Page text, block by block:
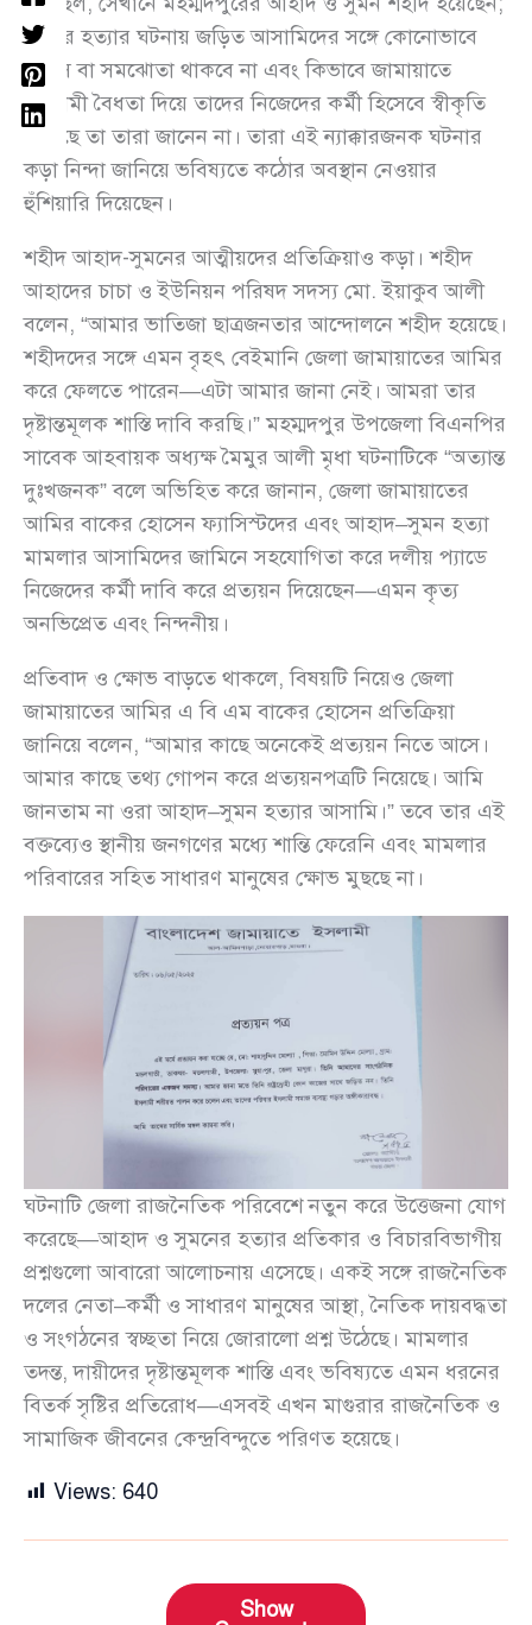
তাদের হত্যার ঘটনায় জড়িত আসামিদের সঙ্গে কোনোভাবে
আপস বা সমঝোতা থাকবে না এবং কিভাবে জামায়াতে
ইসলামী বৈধতা দিয়ে তাদের নিজেদের কর্মী হিসেবে স্বীকৃতি
দিয়েছে তা তারা জানেন না। তারা এই ন্যাক্কারজনক ঘটনার
কড়া নিন্দা জানিয়ে ভবিষ্যতে কঠোর অবস্থান নেওয়ার
হুঁশিয়ারি দিয়েছেন।
শহীদ আহাদ-সুমনের আত্মীয়দের প্রতিক্রিয়াও কড়া। শহীদ
আহাদের চাচা ও ইউনিয়ন পরিষদ সদস্য মো. ইয়াকুব আলী
বলেন, “আমার ভাতিজা ছাত্রজনতার আন্দোলনে শহীদ হয়েছে।
শহীদদের সঙ্গে এমন বৃহৎ বেইমানি জেলা জামায়াতের আমির
করে ফেলতে পারেন—এটা আমার জানা নেই। আমরা তার
দৃষ্টান্তমূলক শাস্তি দাবি করছি।” মহম্মদপুর উপজেলা বিএনপির
সাবেক আহবায়ক অধ্যক্ষ মৈমুর আলী মৃধা ঘটনাটিকে “অত্যান্ত
দুঃখজনক” বলে অভিহিত করে জানান, জেলা জামায়াতের
আমির বাকের হোসেন ফ্যাসিস্টদের এবং আহাদ–সুমন হত্যা
মামলার আসামিদের জামিনে সহযোগিতা করে দলীয় প্যাডে
নিজেদের কর্মী দাবি করে প্রত্যয়ন দিয়েছেন—এমন কৃত্য
অনভিপ্রেত এবং নিন্দনীয়।
প্রতিবাদ ও ক্ষোভ বাড়তে থাকলে, বিষয়টি নিয়েও জেলা
জামায়াতের আমির এ বি এম বাকের হোসেন প্রতিক্রিয়া
জানিয়ে বলেন, “আমার কাছে অনেকেই প্রত্যয়ন নিতে আসে।
আমার কাছে তথ্য গোপন করে প্রত্যয়নপত্রটি নিয়েছে। আমি
জানতাম না ওরা আহাদ–সুমন হত্যার আসামি।” তবে তার এই
বক্তব্যেও স্থানীয় জনগণের মধ্যে শান্তি ফেরেনি এবং মামলার
পরিবারের সহিত সাধারণ মানুষের ক্ষোভ মুছছে না।
ঘটনাটি জেলা রাজনৈতিক পরিবেশে নতুন করে উত্তেজনা যোগ
করেছে—আহাদ ও সুমনের হত্যার প্রতিকার ও বিচারবিভাগীয়
প্রশ্নগুলো আবারো আলোচনায় এসেছে। একই সঙ্গে রাজনৈতিক
দলের নেতা–কর্মী ও সাধারণ মানুষের আস্থা, নৈতিক দায়বদ্ধতা
ও সংগঠনের স্বচ্ছতা নিয়ে জোরালো প্রশ্ন উঠেছে। মামলার
তদন্ত, দায়ীদের দৃষ্টান্তমূলক শাস্তি এবং ভবিষ্যতে এমন ধরনের
বিতর্ক সৃষ্টির প্রতিরোধ—এসবই এখন মাগুরার রাজনৈতিক ও
সামাজিক জীবনের কেন্দ্রবিন্দুতে পরিণত হয়েছে।
Views: 640
Show